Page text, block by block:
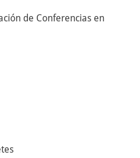
de Conferencias en